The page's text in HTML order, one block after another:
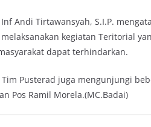
Andi Tirtawansyah, S.I.P.
kegiatan Teritorial
dapat terhindarkan.
Tim Pusterad juga mengunjungi
Pos Ramil Morela.(MC.Badai)